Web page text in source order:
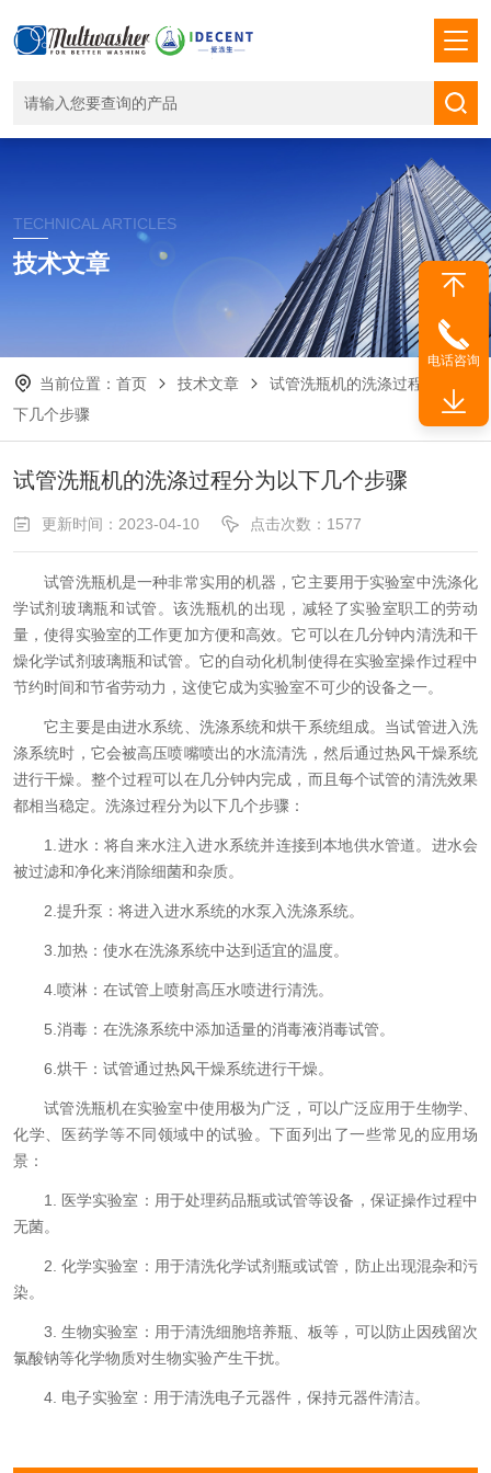
TECHNICAL ARTICLES
技术文章
当前位置： 首页 技术文章
试管洗瓶机的洗涤过程分为以
下几个步骤
试管洗瓶机的洗涤过程分为以下几个步骤
更新时间：2023-04-10 点击次数：1577
试管洗瓶机是一种非常实用的机器，它主要用于实验室中洗涤化
学试剂玻璃瓶和试管。该洗瓶机的出现，减轻了实验室职工的劳动
量，使得实验室的工作更加方便和高效。它可以在几分钟内清洗和干
燥化学试剂玻璃瓶和试管。它的自动化机制使得在实验室操作过程中
节约时间和节省劳动力，这使它成为实验室不可少的设备之一。
它主要是由进水系统、洗涤系统和烘干系统组成。当试管进入洗
涤系统时，它会被高压喷嘴喷出的水流清洗，然后通过热风干燥系统
进行干燥。整个过程可以在几分钟内完成，而且每个试管的清洗效果
都相当稳定。洗涤过程分为以下几个步骤：
1.进水：将自来水注入进水系统并连接到本地供水管道。进水会
被过滤和净化来消除细菌和杂质。
2.提升泵：将进入进水系统的水泵入洗涤系统。
3.加热：使水在洗涤系统中达到适宜的温度。
4.喷淋：在试管上喷射高压水喷进行清洗。
5.消毒：在洗涤系统中添加适量的消毒液消毒试管。
6.烘干：试管通过热风干燥系统进行干燥。
试管洗瓶机在实验室中使用极为广泛，可以广泛应用于生物学、
化学、医药学等不同领域中的试验。下面列出了一些常见的应用场
景：
1. 医学实验室：用于处理药品瓶或试管等设备，保证操作过程中
无菌。
2. 化学实验室：用于清洗化学试剂瓶或试管，防止出现混杂和污
染。
3. 生物实验室：用于清洗细胞培养瓶、板等，可以防止因残留次
氯酸钠等化学物质对生物实验产生干扰。
4. 电子实验室：用于清洗电子元器件，保持元器件清洁。
电话咨询